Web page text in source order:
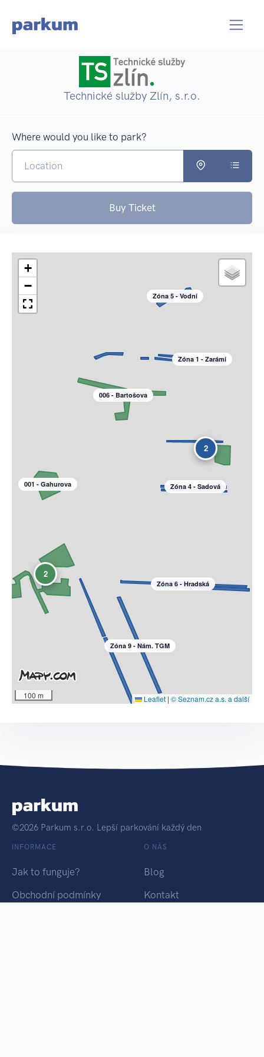
Technické služby Zlín, s.r.o.
Where would you like to park?
Buy Ticket
Zóna 6 - Hradská
Zóna 1 - Zarámí
Zóna 4 - Sadová
2
006 - Bartošova
001 - Gahurova
2
Zóna 9 - Nám. TGM
Zóna 5 - Vodní
+
−
100 m Leaflet | © Seznam.cz a.s. a další
©2026 Parkum s.r.o. Lepší parkování každý den
INFORMACE
Jak to funguje?
Obchodní podmínky
O NÁS
Blog
Kontakt